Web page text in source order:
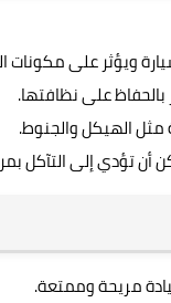
ويؤثر على مكونات
على نظافتها.
الهيكل والجنوط.
أن تؤدي إلى التآكل
مريحة وممتعة.